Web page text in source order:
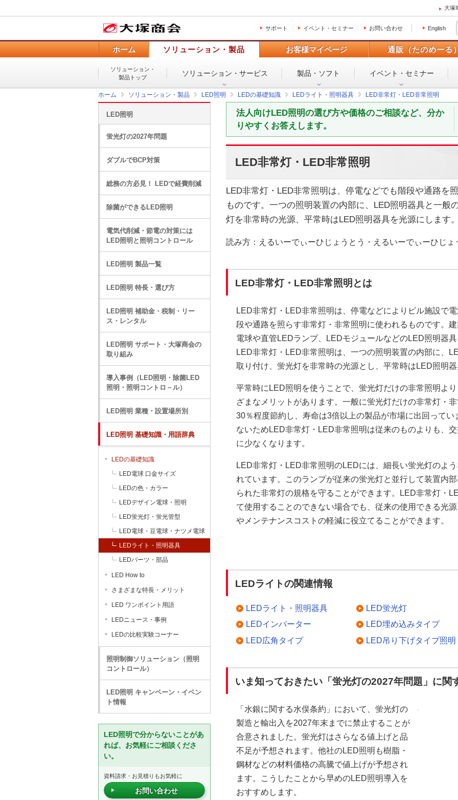
大塚
サポート イベント・セミナー お問い合わせ English
ホーム ソリューション・製品 お客様マイページ 通販（たのめーる）
ソリューション・
製品トップ
ソリューション・ サービス 製品・ソフト イベント・ セミナー
ホーム ソリューション・製品 LED照明 LEDの基礎知識 LEDライト・照明器具 LED非常灯・LED非常照明
法人向けLED照明の選び方や価格のご相談など、分か
りやすくお答えします。
LED非常灯・LED非常照明
LED非常灯・LED非常照明は、停電などでも階段や通路を
ものです。一つの照明装置の内部に、LED照明器具と一般
灯を非常時の光源、平常時はLED照明器具を光源にします。
読み方：えるいーでぃーひじょうとう・えるいーでぃーひじょ
LED非常灯・LED非常照明とは
LED非常灯・LED非常照明は、停電などによりビル施設で
段や通路を照らす非常灯・非常照明に使われるものです。
電球や直管LEDランプ、LEDモジュールなどのLED照明器
LED非常灯・LED非常照明は、一つの照明装置の内部に、
取り付け、蛍光灯を非常時の光源とし、平常時はLED照明器
平常時にLED照明を使うことで、蛍光灯だけの非常照明よ
ざまなメリットがあります。一般に蛍光灯だけの非常灯・
30％程度節約し、寿命は3倍以上の製品が市場に出回って
ないためLED非常灯・LED非常照明は従来のものよりも、
に少なくなります。
LED非常灯・LED非常照明のLEDには、細長い蛍光灯のよ
れています。このランプが従来の蛍光灯と並行して装置内
られた非常灯の規格を守ることができます。LED非常灯・
て使用することのできない場合でも、従来の使用できる光
やメンテナンスコストの軽減に役立てることができます。
LEDライトの関連情報
LEDライト・照明器具
LEDインバーター
LED広角タイプ
LED蛍光灯
LED埋め込みタイプ
LED吊り下げタイプ照明
いま知っておきたい「蛍光灯の2027年問題」に関
「水銀に関する水俣条約」において、蛍光灯の
製造と輸出入を2027年末までに禁止することが
合意されました。蛍光灯はさらなる値上げと品
不足が予想されます。他社のLED照明も樹脂・
鋼材などの材料価格の高騰で値上げが予想され
ます。こうしたことから早めのLED照明導入を
おすすめします。
LED照明
蛍光灯の2027年問題
ダブルでBCP対策
総務の方必見！ LEDで経費削減
除菌ができるLED照明
電気代削減・節電の対策には
LED照明と照明コントロール
LED照明 製品一覧
LED照明 特長・選び方
LED照明 補助金・税制・リー
ス・レンタル
LED照明 サポート・大塚商会の
取り組み
導入事例（LED照明・除菌LED
照明・照明コントロ－ル）
LED照明 業種・設置場所別
LED照明 基礎知識・用語辞典
LEDの基礎知識
LED電球 口金サイズ
LEDの色・カラー
LEDデザイン電球・照明
LED蛍光灯・蛍光管型
LED電球・豆電球・ナツメ電球
LEDライト・照明器具
LEDパーツ・部品
LED How to
さまざまな特長・メリット
LED ワンポイント用語
LEDニュース・事例
LEDの比較実験コーナー
照明制御ソリューション（照明
コントロール）
LED照明 キャンペーン・イベン
ト情報
LED照明で分からないことがあ
れば、お気軽にご相談くださ
い。
資料請求・お見積りもお気軽に
お問い合わせ